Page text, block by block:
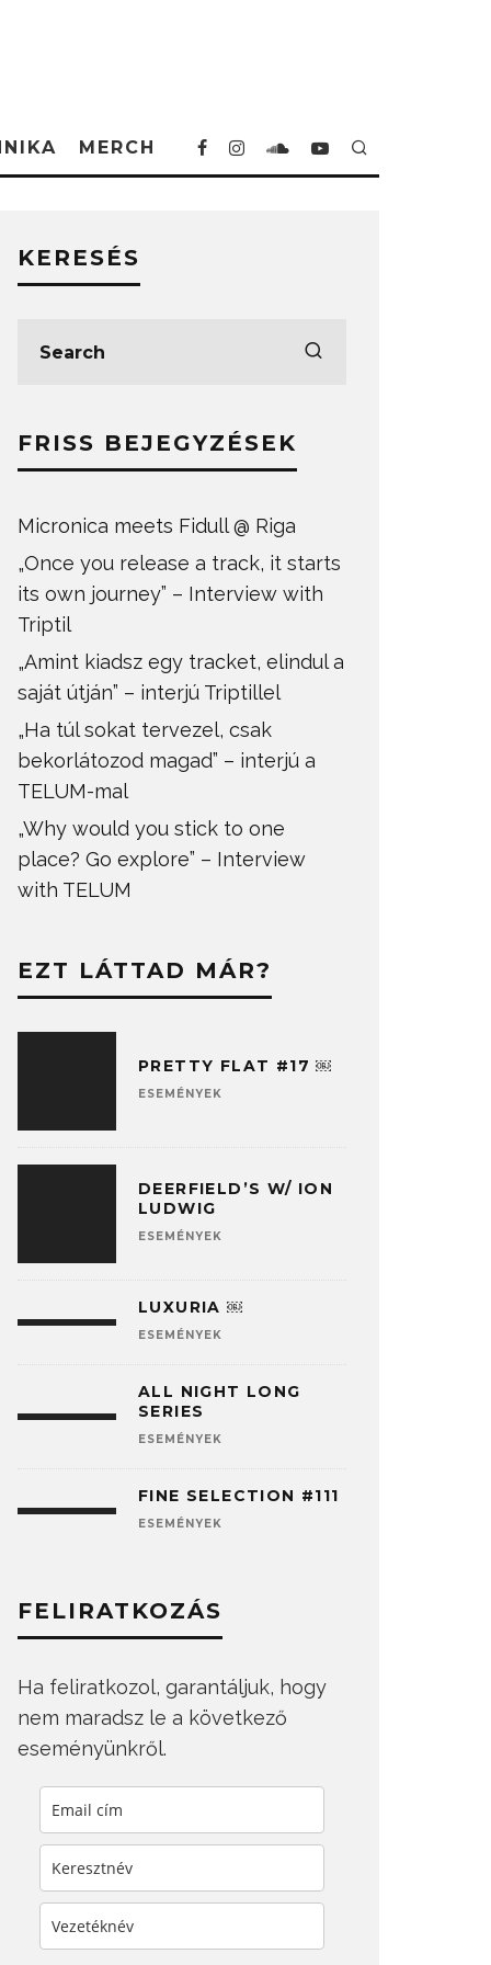
MERCH
KERESÉS
FRISS BEJEGYZÉSEK
Micronica meets Fidull @ Riga
„Once you release a track, it starts
its own journey” – Interview with
Triptil
„Amint kiadsz egy tracket, elindul a
saját útján” – interjú Triptillel
„Ha túl sokat tervezel, csak
bekorlátozod magad” – interjú a
TELUM-mal
„Why would you stick to one
place? Go explore” – Interview
with TELUM
EZT LÁTTAD MÁR?
PRETTY FLAT #17 ￼
ESEMÉNYEK
DEERFIELD’S W/ ION
LUDWIG
ESEMÉNYEK
LUXURIA ￼
ESEMÉNYEK
ALL NIGHT LONG
SERIES
ESEMÉNYEK
FINE SELECTION #111
ESEMÉNYEK
FELIRATKOZÁS
Ha feliratkozol, garantáljuk, hogy
nem maradsz le a következő
eseményünkről.